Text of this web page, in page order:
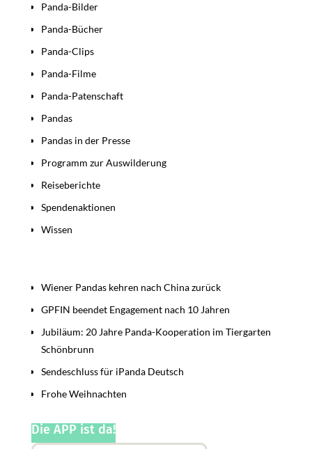
Panda-Bilder
Panda-Bücher
Panda-Clips
Panda-Filme
Panda-Patenschaft
Pandas
Pandas in der Presse
Programm zur Auswilderung
Reiseberichte
Spendenaktionen
Wissen
Wiener Pandas kehren nach China zurück
GPFIN beendet Engagement nach 10 Jahren
Jubiläum: 20 Jahre Panda-Kooperation im Tiergarten
Schönbrunn
Sendeschluss für iPanda Deutsch
Frohe Weihnachten
Die APP ist da!